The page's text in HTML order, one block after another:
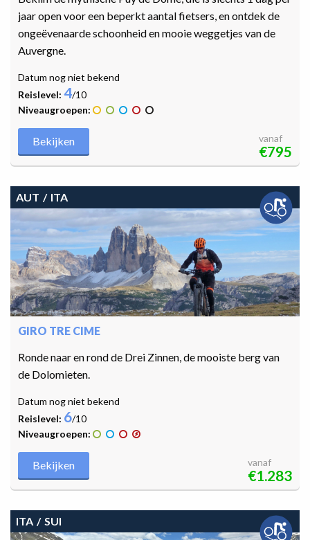
jaar open voor een beperkt aantal fietsers, en ontdek de
ongeëvenaarde schoonheid en mooie weggetjes van de
Auvergne.
Datum nog niet bekend
Reislevel: 4/10
Niveaugroepen:
Bekijken vanaf
€795
AUT ITA
GIRO TRE CIME
Ronde naar en rond de Drei Zinnen, de mooiste berg van
de Dolomieten.
Datum nog niet bekend
Reislevel: 6/10
Niveaugroepen:
Bekijken vanaf
€1.283
ITA SUI